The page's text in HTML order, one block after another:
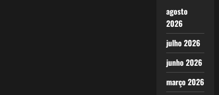
agosto
2026
julho 2026
junho 2026
março 2026